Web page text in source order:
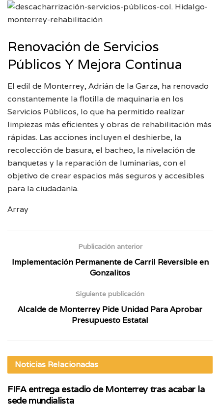
Renovación de Servicios
Públicos Y Mejora Continua
El edil de Monterrey, Adrián de la Garza, ha renovado
constantemente la flotilla de maquinaria en los
Servicios Públicos, lo que ha permitido realizar
limpiezas más eficientes y obras de rehabilitación más
rápidas. Las acciones incluyen el deshierbe, la
recolección de basura, el bacheo, la nivelación de
banquetas y la reparación de luminarias, con el
objetivo de crear espacios más seguros y accesibles
para la ciudadanía.
Array
Publicación anterior
Implementación Permanente de Carril Reversible en
Gonzalitos
Siguiente publicación
Alcalde de Monterrey Pide Unidad Para Aprobar
Presupuesto Estatal
Noticias Relacionadas
FIFA entrega estadio de Monterrey tras acabar la
sede mundialista